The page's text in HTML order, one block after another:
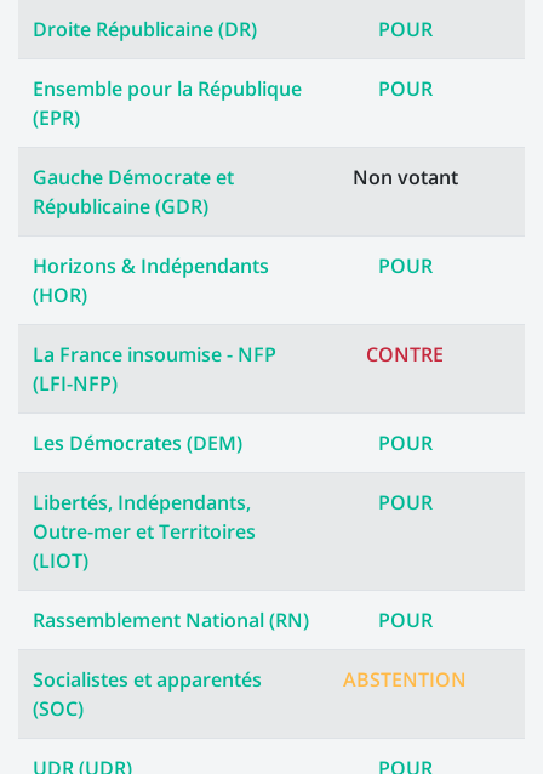
Droite Républicaine (DR) POUR
Ensemble pour la République
(EPR)
POUR
Gauche Démocrate et
Républicaine (GDR)
Non votant
Horizons & Indépendants
(HOR)
POUR
La France insoumise - NFP
(LFI-NFP)
CONTRE
Les Démocrates (DEM) POUR
Libertés, Indépendants,
Outre-mer et Territoires
(LIOT)
POUR
Rassemblement National (RN) POUR
Socialistes et apparentés
(SOC)
ABSTENTION
UDR (UDR) POUR